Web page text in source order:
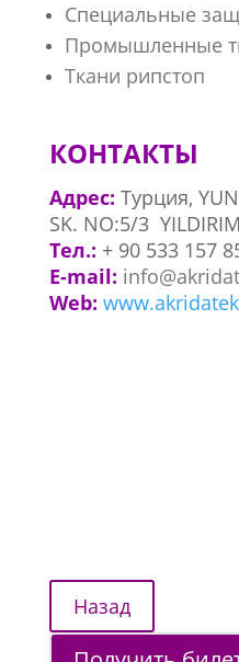
Специальные
Промышленные
Ткани рипстоп
КОНТАКТЫ
Адрес: Турция,
SK. NO:5/3
Тел.: + 90 533 157
E-mail:
Web: